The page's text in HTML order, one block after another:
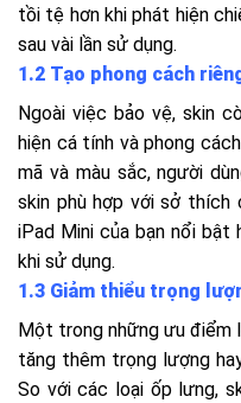
tồi tệ hơn khi phát hiện
sau vài lần sử dụng.
1.2 Tạo phong cách
Ngoài việc bảo vệ, skin
hiện cá tính và phong
mã và màu sắc, người
skin phù hợp với sở thích
iPad Mini của bạn nổi bật
khi sử dụng.
1.3 Giảm thiểu trọng
Một trong những ưu điểm
tăng thêm trọng lượng
So với các loại ốp lưng,